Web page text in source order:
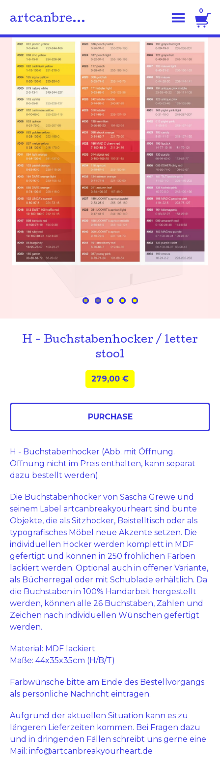
artcanbre...
0
H - Buchstabenhocker / letter
stool
279,00 €
PURCHASE
H - Buchstabenhocker (Abb. mit Öffnung.
Öffnung nicht im Preis enthalten, kann separat
dazu bestellt werden)
Die Buchstabenhocker von Sascha Grewe und
seinem Label artcanbreakyourheart sind bunte
Objekte, die als Sitzhocker, Beistelltisch oder als
typografisches Möbel neue Akzente setzen. Die
individuellen Hocker werden komplett in MDF
gefertigt und können in 250 fröhlichen Farben
lackiert werden. Optional auch in offener Variante,
als Bücherregal oder mit Schublade erhältlich. Da
die Buchstaben in 100% Handarbeit hergestellt
werden, können alle 26 Buchstaben, Zahlen und
Zeichen nach individuellen Wünschen gefertigt
werden.
Material: MDF lackiert
Maße: 44x35x35cm (H/B/T)
Farbwünsche bitte am Ende des Bestellvorgangs
als persönliche Nachricht eintragen.
Aufgrund der aktuellen Situation kann es zu
längeren Lieferzeiten kommen. Bei Fragen dazu
und in dringenden Fällen schreibt uns gerne eine
Mail: info@artcanbreakyourheart.de